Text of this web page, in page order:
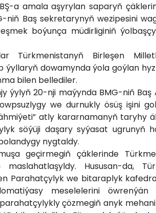
a amala aşyrylan saparyň
niň Baş sekretarynyň wezipesini
boýunça müdirliginiň
Türkmenistanyň Birleşen
ýyllaryň dowamynda ýola goýlan
bilen bellediler.
ýylyň 20-nji maýynda BMG-niň
we durnukly ösüş işini
atly kararnamanyň taryhy
söýüji daşary syýasat ugrunyň
nygtaldy.
geçirmegiň çäklerinde
Hususan-da,
Parahatçylyk we bitaraplyk
meselelerini öwrenýän
çözmegiň anyk